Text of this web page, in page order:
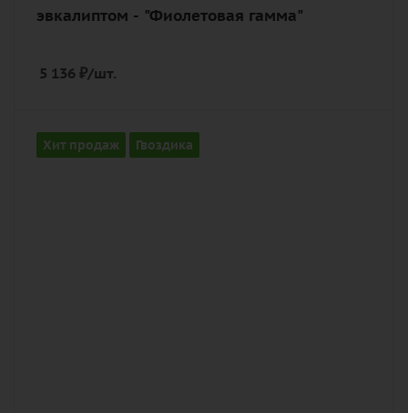
эвкалиптом - "Фиолетовая гамма"
5 136 ₽/шт.
Хит продаж Гвоздика
Количество
25